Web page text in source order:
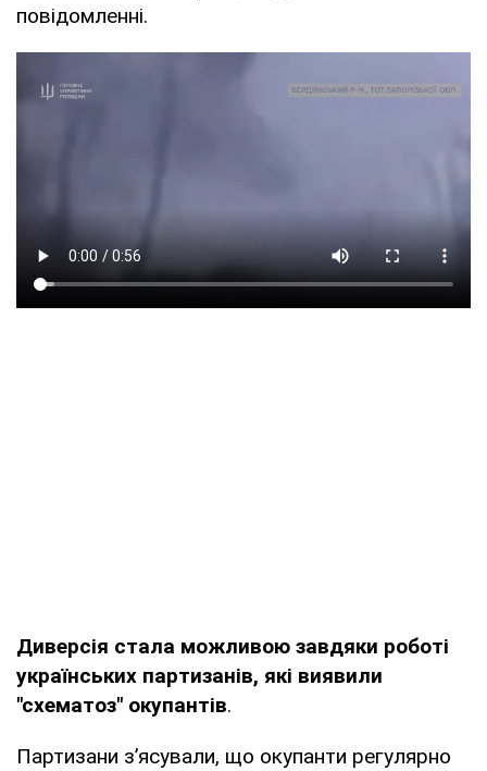
повідомленні.
Диверсія стала можливою завдяки роботі
українських партизанів, які виявили
"схематоз" окупантів.
Партизани з’ясували, що окупанти регулярно